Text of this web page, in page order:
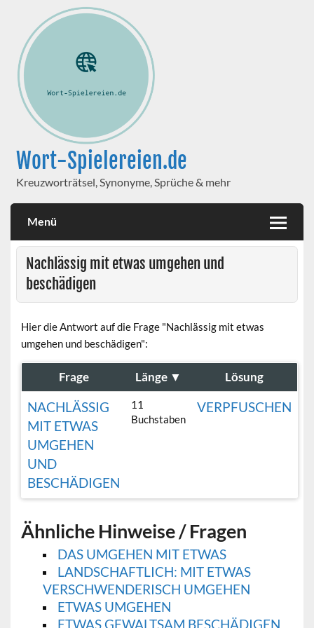
Wort-Spielereien.de
Kreuzworträtsel, Synonyme, Sprüche & mehr
Menü
Nachlässig mit etwas umgehen und
beschädigen
Hier die Antwort auf die Frage "Nachlässig mit etwas
umgehen und beschädigen":
Frage Länge ▼ Lösung
NACHLÄSSIG
MIT ETWAS
UMGEHEN
UND
BESCHÄDIGEN
11
Buchstaben
VERPFUSCHEN
Ähnliche Hinweise / Fragen
DAS UMGEHEN MIT ETWAS
LANDSCHAFTLICH: MIT ETWAS
VERSCHWENDERISCH UMGEHEN
ETWAS UMGEHEN
ETWAS GEWALTSAM BESCHÄDIGEN